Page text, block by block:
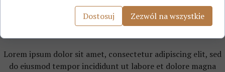
cillum dolore eu fugiat nulla pariatur. Excepteur sint
occaecat cupidatat non proident, sunt in culpa qui officia
Lorem ipsum dolor sit amet, consectetur adipiscing elit, sed
do eiusmod tempor incididunt ut labore et dolore magna
Dostosuj Zezwól na wszystkie